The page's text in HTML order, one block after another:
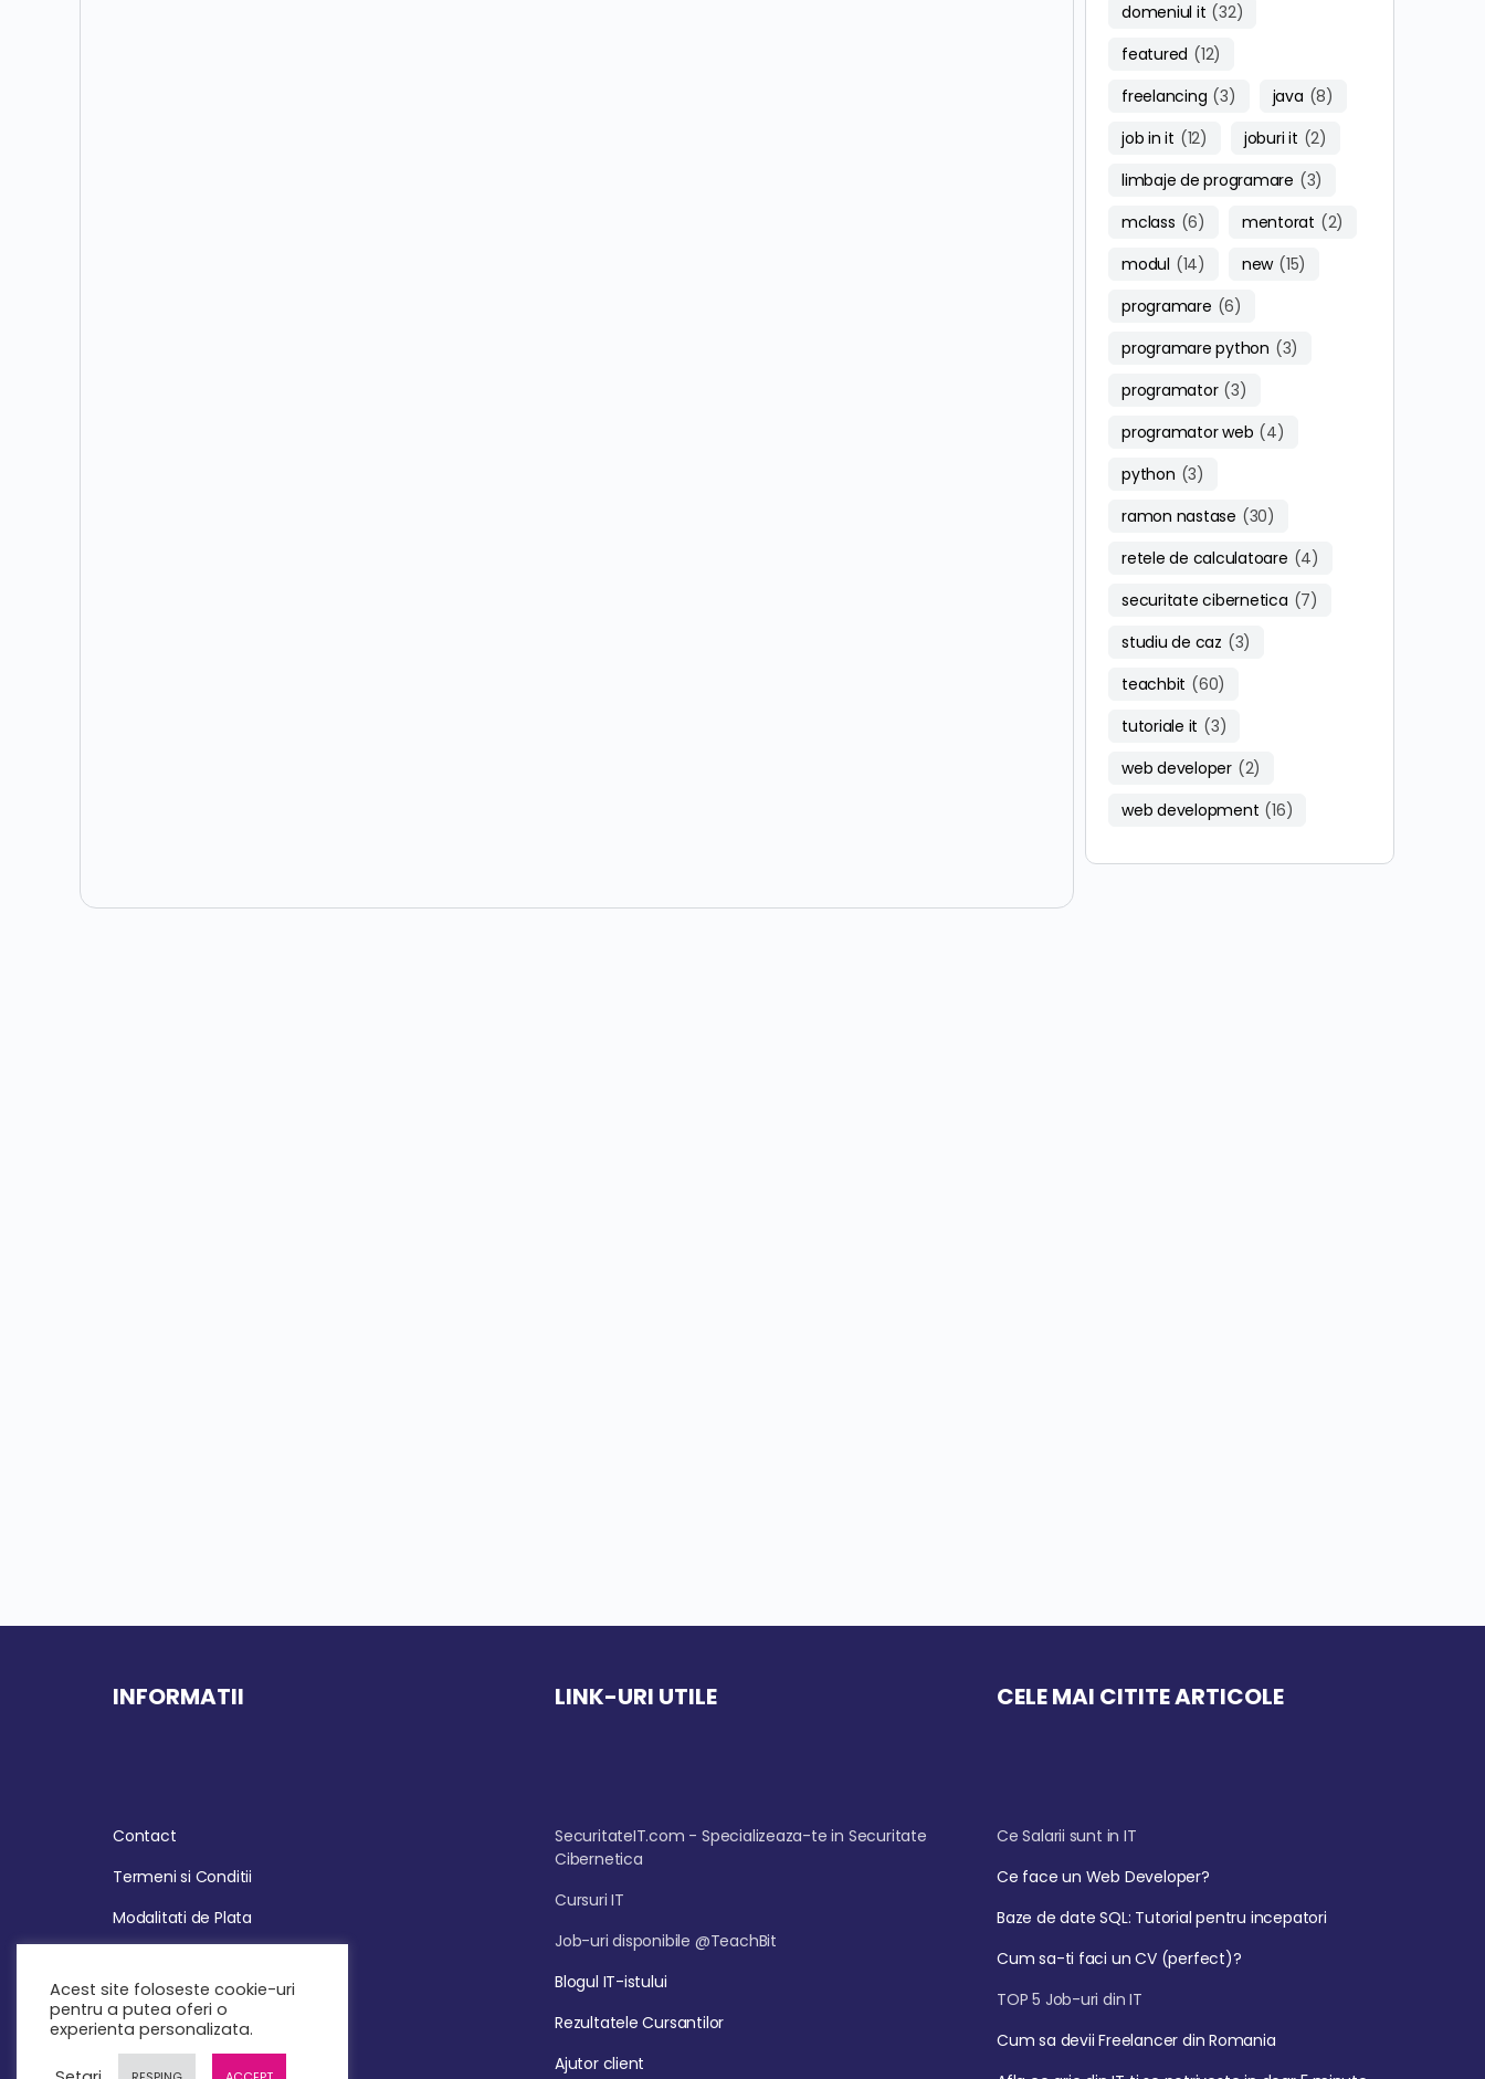
domeniul it (32)
featured (12)
freelancing (3) java (8)
job in it (12) joburi it (2)
limbaje de programare (3)
mclass (6) mentorat (2)
modul (14) new (15)
programare (6)
programare python (3)
programator (3)
programator web (4)
python (3)
ramon nastase (30)
retele de calculatoare (4)
securitate cibernetica (7)
studiu de caz (3)
teachbit (60)
tutoriale it (3)
web developer (2)
web development (16)
INFORMATII
Contact
Termeni si Conditii
Modalitati de Plata
Politica de Confidentialitate
Politica de Cookies
LINK-URI UTILE
SecuritateIT.com - Specializeaza-te in Securitate
Cibernetica
Cursuri IT
Job-uri disponibile @TeachBit
Blogul IT-istului
Rezultatele Cursantilor
Ajutor client
CELE MAI CITITE ARTICOLE
Ce Salarii sunt in IT
Ce face un Web Developer?
Baze de date SQL: Tutorial pentru incepatori
Cum sa-ti faci un CV (perfect)?
TOP 5 Job-uri din IT
Cum sa devii Freelancer din Romania
Acest site foloseste cookie-uri
pentru a putea oferi o
experienta personalizata.